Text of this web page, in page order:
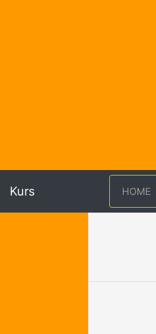
Kurs HOME